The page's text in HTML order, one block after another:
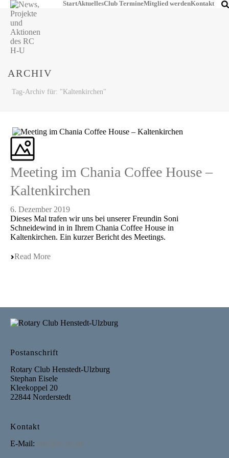
StartAktuellesClub TermineMitglied werdenKontakt
ARCHIV
Tag-Archiv für: "Kaltenkirchen"
Meeting im Chania Coffee House –
Kaltenkirchen
6. Dezember 2019
Dieses Mal trafen wir uns bei unserer Freundin Soni
Schneidewind in in Ihrem Chania Coffee House in
Kaltenkirchen. Ein kurzer Bericht des Meetings.
Read More
Postanschrift
Rotary Club Henstedt-Ulzburg
Stephan Eisele
Kleekoppel 20
22844 Norderstedt
Kontakt
E-Mail:
info@rc-hu.de